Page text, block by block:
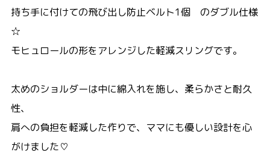
持ち手に付けての飛び出し防止ベルト1個 のダブル仕様
☆
モヒュロールの形をアレンジした軽減スリングです。
太めのショルダーは中に綿入れを施し、柔らかさと耐久
性、
肩への負担を軽減した作りで、ママにも優しい設計を心
がけました♡